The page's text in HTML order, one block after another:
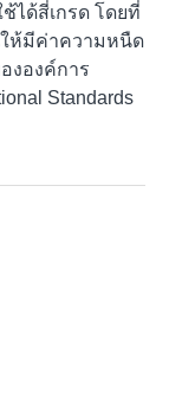
ได้สี่เกรด โดยที่
ให้มีค่าความหนืด
งองค์การ
Standards